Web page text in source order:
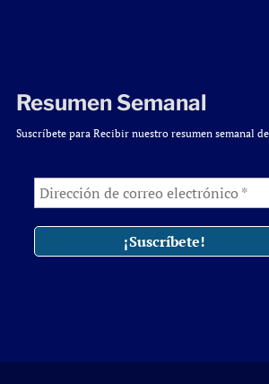
Resumen Semanal
Suscríbete para Recibir nuestro resumen semanal